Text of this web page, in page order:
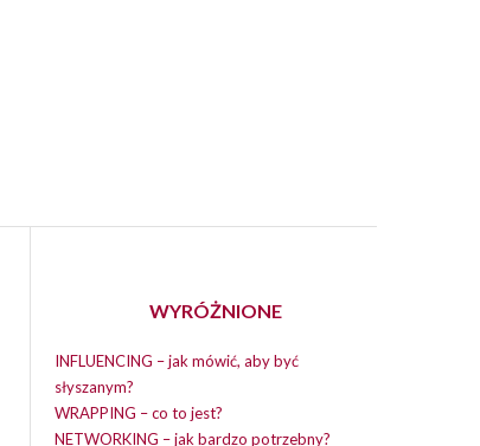
WYRÓŻNIONE
INFLUENCING – jak mówić, aby być
słyszanym?
WRAPPING – co to jest?
NETWORKING – jak bardzo potrzebny?